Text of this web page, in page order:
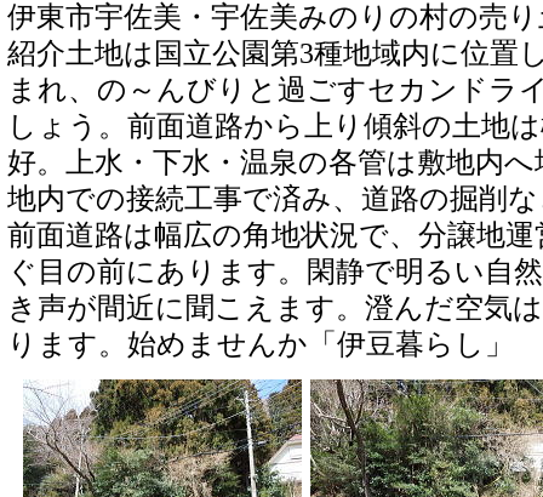
伊東市宇佐美・宇佐美みのりの村の売
紹介土地は国立公園第3種地域内に位置
まれ、の～んびりと過ごすセカンドラ
しょう。前面道路から上り傾斜の土地
好。上水・下水・温泉の各管は敷地内
地内での接続工事で済み、道路の掘削
前面道路は幅広の角地状況で、分譲地
ぐ目の前にあります。閑静で明るい自
き声が間近に聞こえます。澄んだ空気
ります。始めませんか「伊豆暮らし」